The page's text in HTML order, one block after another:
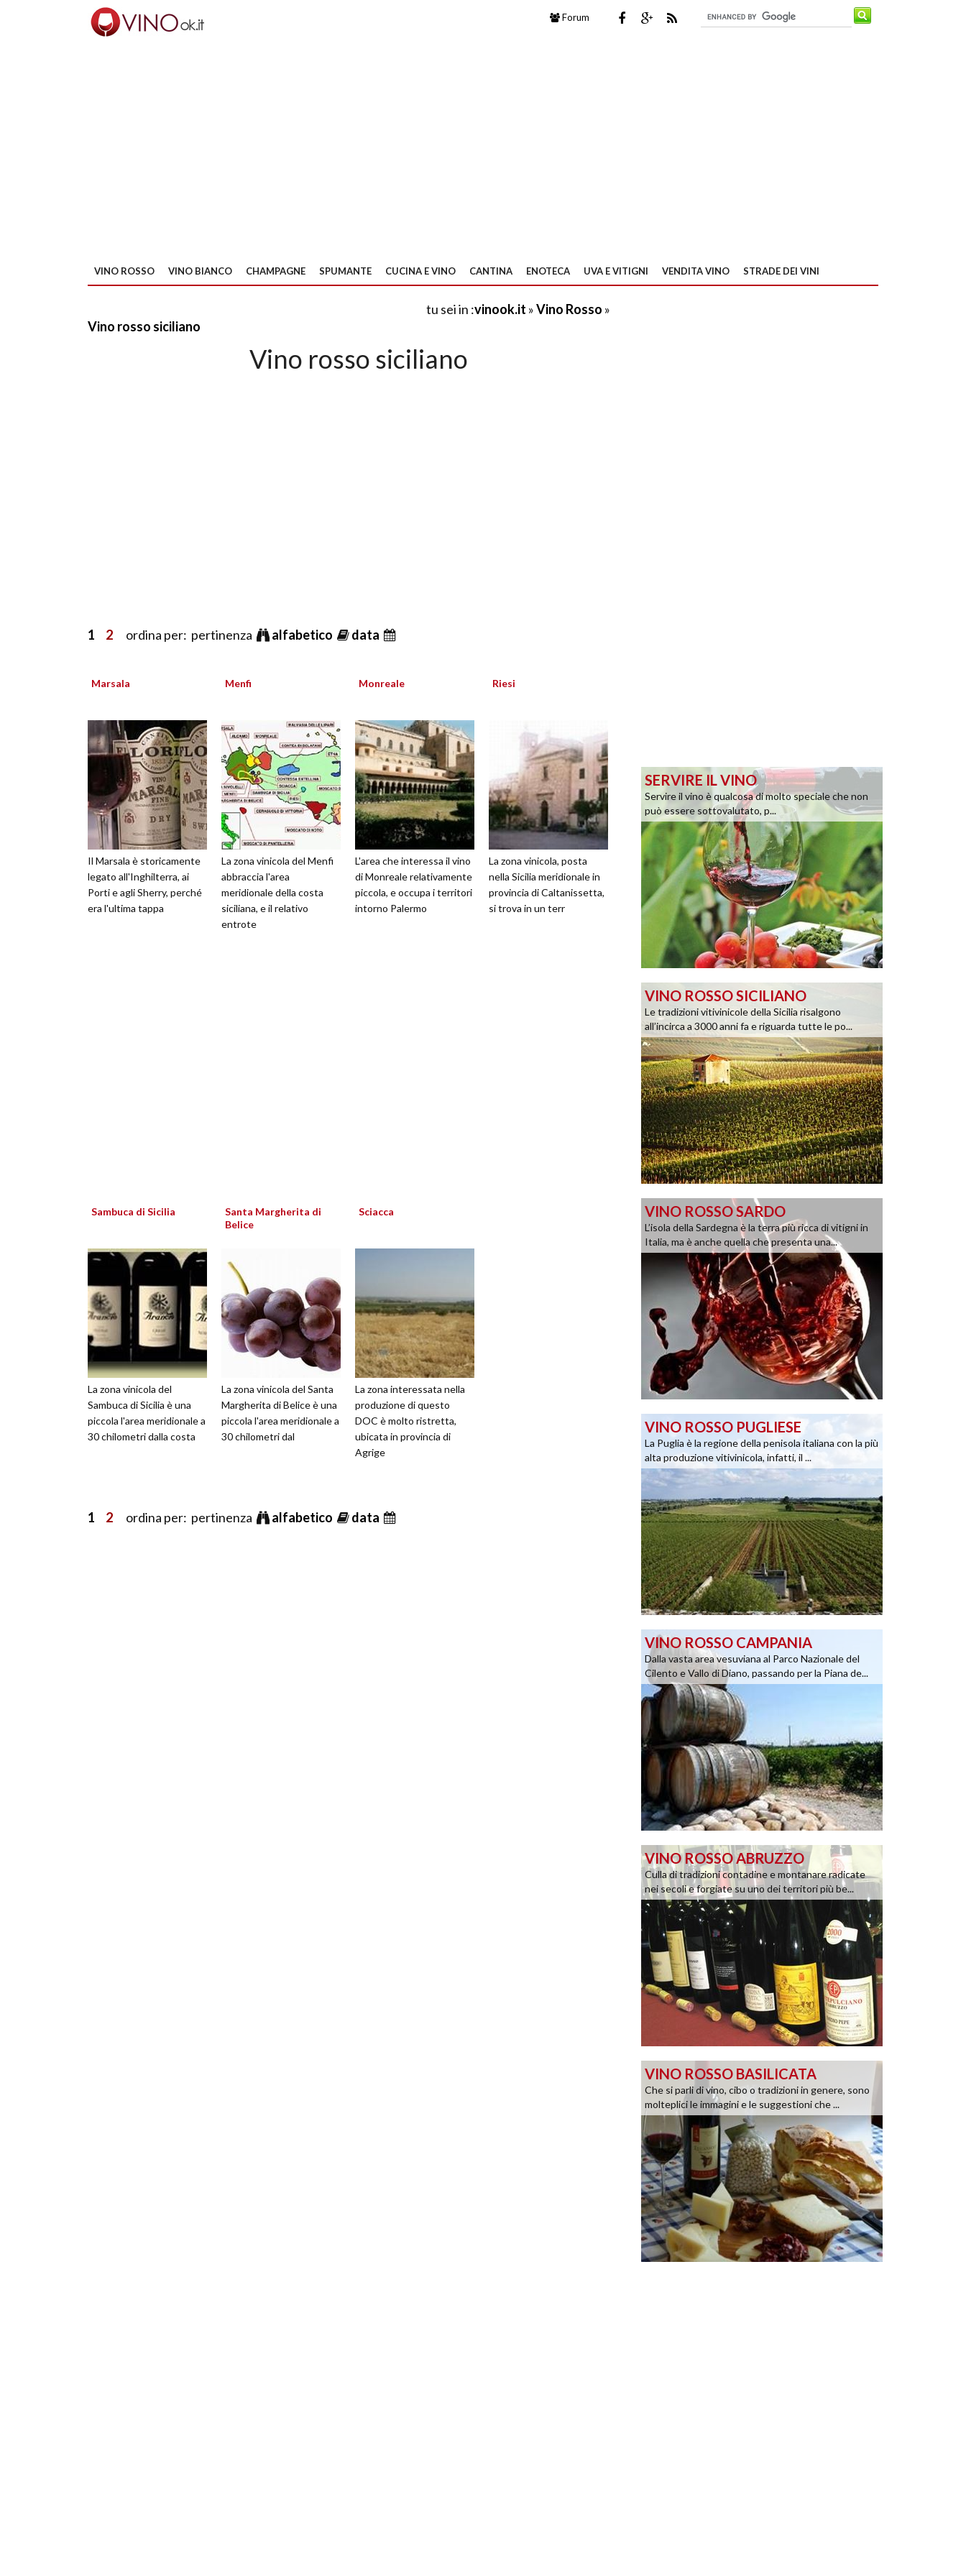
Forum
VINO ROSSO VINO BIANCO CHAMPAGNE SPUMANTE CUCINA E VINO CANTINA ENOTECA UVA E VITIGNI VENDITA VINO STRADE DEI VINI
tu sei in :vinook.it »Vino Rosso »
Vino rosso siciliano
Vino rosso siciliano
1 2 ordina per: pertinenza alfabetico data
Marsala
Il Marsala è storicamente
legato all'Inghilterra, ai
Porti e agli Sherry, perché
era l'ultima tappa
Menfi
La zona vinicola del Menfi
abbraccia l'area
meridionale della costa
siciliana, e il relativo
entrote
Monreale
L'area che interessa il vino
di Monreale relativamente
piccola, e occupa i territori
intorno Palermo
Riesi
La zona vinicola, posta
nella Sicilia meridionale in
provincia di Caltanissetta,
si trova in un terr
Sambuca di Sicilia
La zona vinicola del
Sambuca di Sicilia è una
piccola l'area meridionale a
30 chilometri dalla costa
Santa Margherita di
Belice
La zona vinicola del Santa
Margherita di Belice è una
piccola l'area meridionale a
30 chilometri dal
Sciacca
La zona interessata nella
produzione di questo
DOC è molto ristretta,
ubicata in provincia di
Agrige
1 2 ordina per: pertinenza alfabetico data
SERVIRE IL VINO
Servire il vino è qualcosa di molto speciale che non
può essere sottovalutato, p...
VINO ROSSO SICILIANO
Le tradizioni vitivinicole della Sicilia risalgono
all’incirca a 3000 anni fa e riguarda tutte le po...
VINO ROSSO SARDO
L’isola della Sardegna è la terra più ricca di vitigni in
Italia, ma è anche quella che presenta una...
VINO ROSSO PUGLIESE
La Puglia è la regione della penisola italiana con la più
alta produzione vitivinicola, infatti, il ...
VINO ROSSO CAMPANIA
Dalla vasta area vesuviana al Parco Nazionale del
Cilento e Vallo di Diano, passando per la Piana de...
VINO ROSSO ABRUZZO
Culla di tradizioni contadine e montanare radicate
nei secoli e forgiate su uno dei territori più be...
VINO ROSSO BASILICATA
Che si parli di vino, cibo o tradizioni in genere, sono
molteplici le immagini e le suggestioni che ...